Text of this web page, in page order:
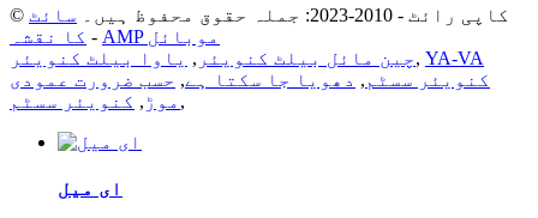
© کاپی رائٹ - 2010-2023: جملہ حقوق محفوظ ہیں۔
سائٹ
کا نقشہ -
AMP موبائل
چین مائل بیلٹ کنویئر , یاوا بیلٹ کنویئر , YA-VA
کنویئر سسٹم , دھویا جا سکتا ہے, حسب ضرورت عمودی
موڑ , کنویئر سسٹم ,
ای میل